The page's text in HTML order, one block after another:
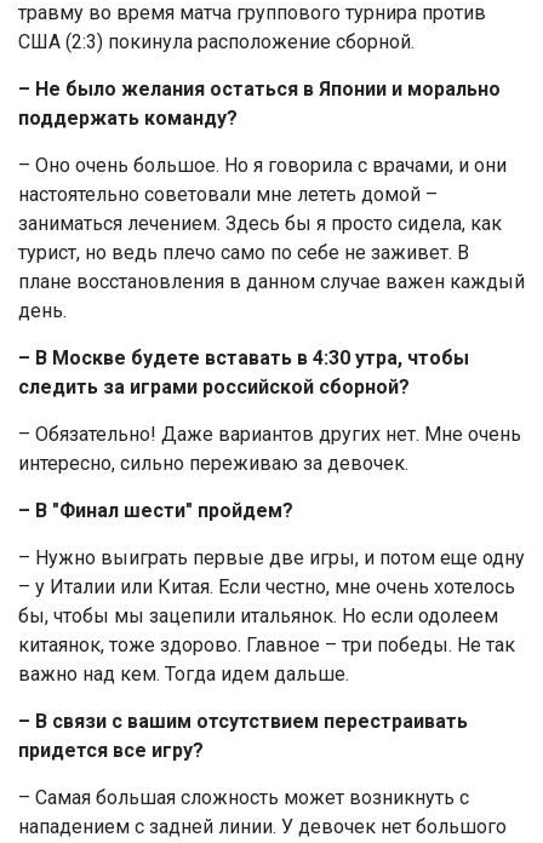
травму во время матча группового турнира против
США (2:3) покинула расположение сборной.
– Не было желания остаться в Японии и морально
поддержать команду?
– Оно очень большое. Но я говорила с врачами, и они
настоятельно советовали мне лететь домой –
заниматься лечением. Здесь бы я просто сидела, как
турист, но ведь плечо само по себе не заживет. В
плане восстановления в данном случае важен каждый
день.
– В Москве будете вставать в 4:30 утра, чтобы
следить за играми российской сборной?
– Обязательно! Даже вариантов других нет. Мне очень
интересно, сильно переживаю за девочек.
– В "Финал шести" пройдем?
– Нужно выиграть первые две игры, и потом еще одну
– у Италии или Китая. Если честно, мне очень хотелось
бы, чтобы мы зацепили итальянок. Но если одолеем
китаянок, тоже здорово. Главное – три победы. Не так
важно над кем. Тогда идем дальше.
– В связи с вашим отсутствием перестраивать
придется все игру?
– Самая большая сложность может возникнуть с
нападением с задней линии. У девочек нет большого